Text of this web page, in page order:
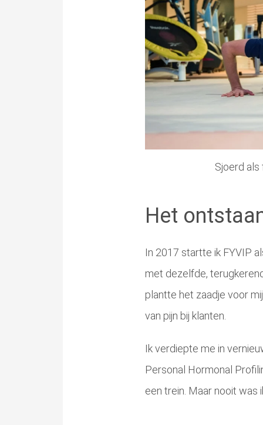
Sjoerd
Het
In 2017 startte ik FYVIP
met dezelfde,
plantte het zaadje voor
van pijn bij klanten.
Ik verdiepte me in
Personal Hormonal
een trein. Maar nooit was